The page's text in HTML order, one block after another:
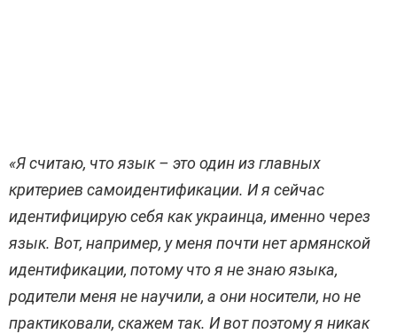
«Я считаю, что язык – это один из главных
критериев самоидентификации. И я сейчас
идентифицирую себя как украинца, именно через
язык. Вот, например, у меня почти нет армянской
идентификации, потому что я не знаю языка,
родители меня не научили, а они носители, но не
практиковали, скажем так. И вот поэтому я никак